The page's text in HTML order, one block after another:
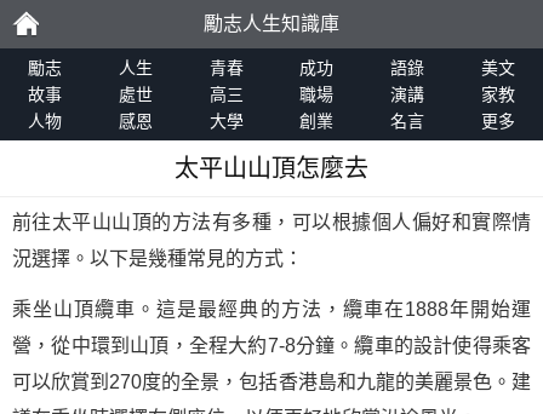
勵
志
勵志人生知識庫
勵志 人生 青春 成功 語錄
美文
故事
處世 高三 職場 演講
家教
人物
感恩 大學 創業 名言 更多
太平山山頂怎麼去
前往太平山山頂的方法有多種，可以根據個人偏好和實際情
況選擇。以下是幾種常見的方式：
乘坐山頂纜車。這是最經典的方法，纜車在1888年開始運
營，從中環到山頂，全程大約7-8分鐘。纜車的設計使得乘客
可以欣賞到270度的全景，包括香港島和九龍的美麗景色。建